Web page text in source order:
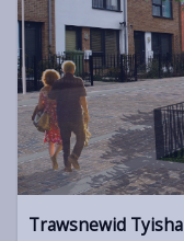
Trawsnewid Tyisha